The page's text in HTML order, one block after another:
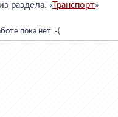
раздела: «Транспорт»
пока нет :-(